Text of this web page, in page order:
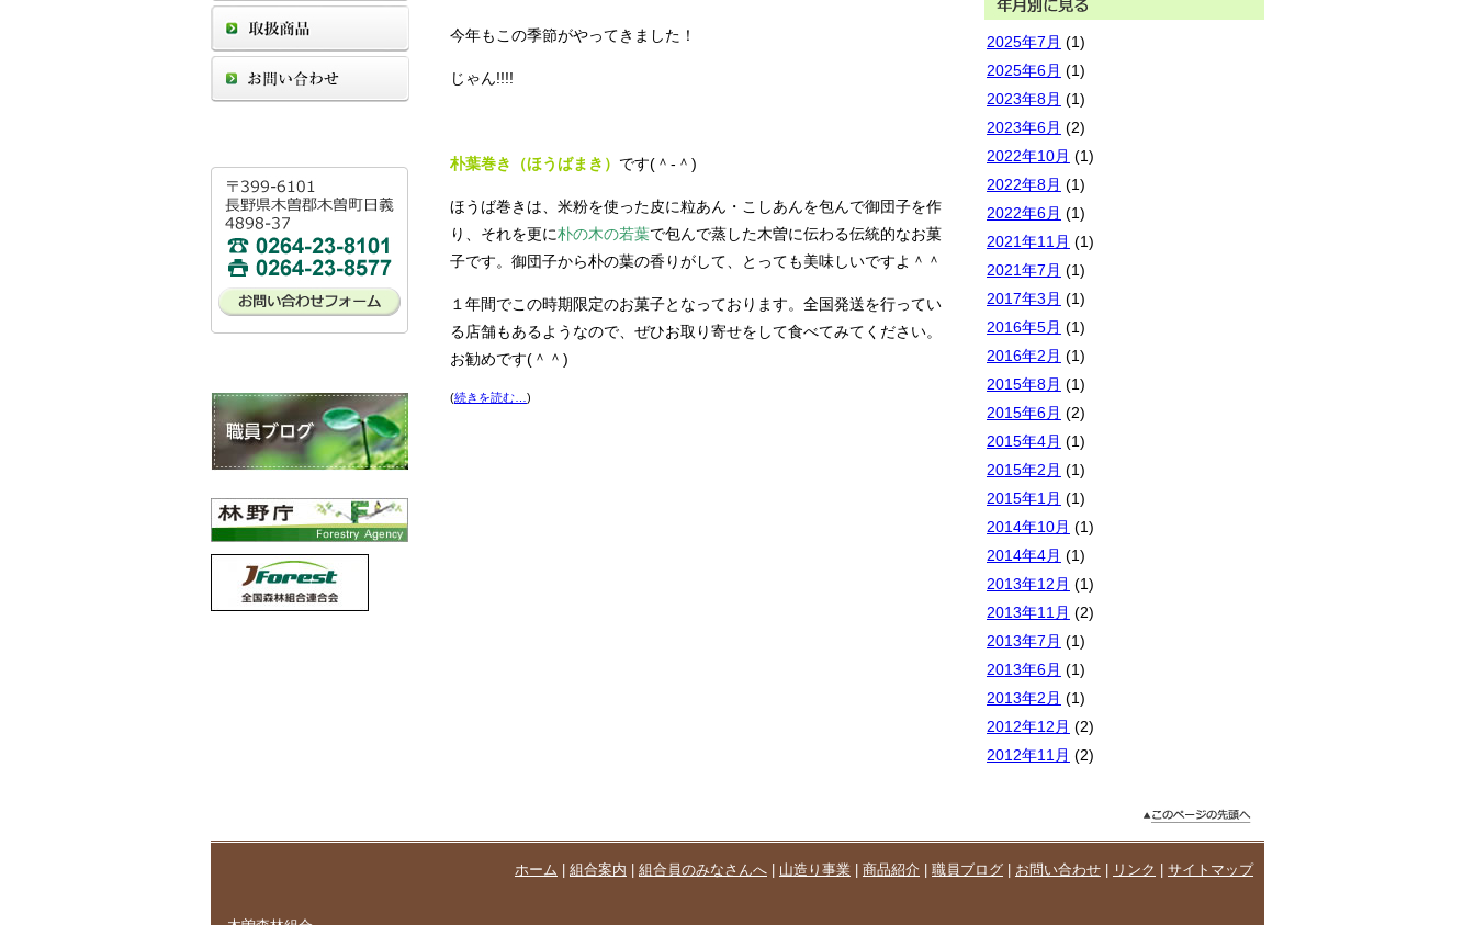
今年もこの季節がやってきました！
じゃん!!!!
朴葉巻き（ほうばまき） です(＾-＾)
ほうば巻きは、米粉を使った皮に粒あん・こしあんを包んで御団子を作
り、それを更に朴の木の若葉で包んで蒸した木曽に伝わる伝統的なお菓
子です。御団子から朴の葉の香りがして、とっても美味しいですよ＾＾
１年間でこの時期限定のお菓子となっております。全国発送を行ってい
る店舗もあるようなので、ぜひお取り寄せをして食べてみてください。
お勧めです(＾＾)
(続きを読む… )
2025年7月 (1)
2025年6月 (1)
2023年8月 (1)
2023年6月 (2)
2022年10月 (1)
2022年8月 (1)
2022年6月 (1)
2021年11月 (1)
2021年7月 (1)
2017年3月 (1)
2016年5月 (1)
2016年2月 (1)
2015年8月 (1)
2015年6月 (2)
2015年4月 (1)
2015年2月 (1)
2015年1月 (1)
2014年10月 (1)
2014年4月 (1)
2013年12月 (1)
2013年11月 (2)
2013年7月 (1)
2013年6月 (1)
2013年2月 (1)
2012年12月 (2)
2012年11月 (2)
ホーム 組合案内 組合員のみなさんへ 山造り事業 商品紹介 職員ブログ お問い合わせ リンク サイトマップ